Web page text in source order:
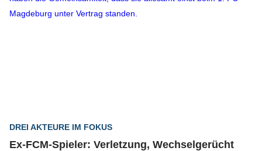
DREI AKTEURE IM FOKUS
Ex-FCM-Spieler: Verletzung, Wechselgerücht